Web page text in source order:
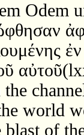
Odem
world
blast of